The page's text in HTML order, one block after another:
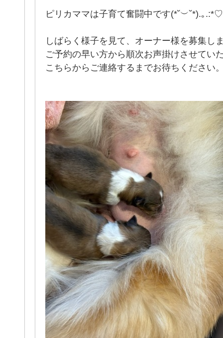
ピリカママは子育て奮闘中です(*˘︶˘*).｡.:*♡
しばらく様子を見て、オーナー様を募集し
ご予約の早い方から順次お声掛けさせてい
こちらからご連絡するまでお待ちください